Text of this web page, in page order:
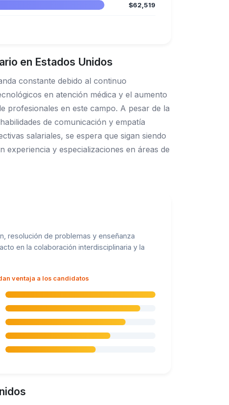
$62,519
en Estados Unidos
constante debido al continuo
en atención médica y el aumento
profesionales en este campo. A pesar de la
de comunicación y empatía
salariales, se espera que sigan siendo
experiencia y especializaciones en áreas de
resolución de problemas y enseñanza
en la colaboración interdisciplinaria y la
ventaja a los candidatos